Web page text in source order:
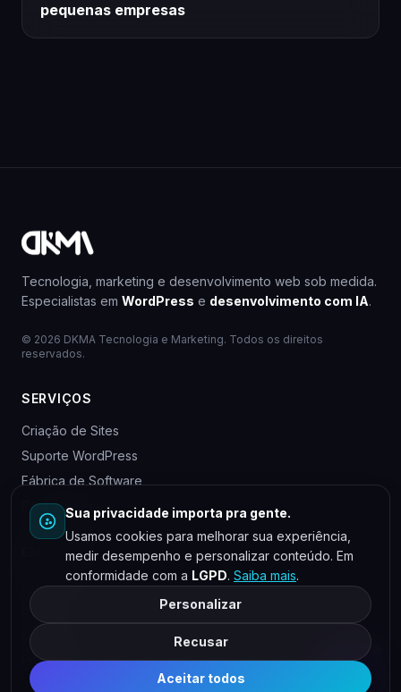
pequenas empresas
Tecnologia, marketing e desenvolvimento web sob medida.
Especialistas em WordPress e desenvolvimento com IA.
© 2026 DKMA Tecnologia e Marketing. Todos os direitos
reservados.
SERVIÇOS
Criação de Sites
Suporte WordPress
Fábrica de Software
Para Agências
EMPRESA
Quem somos
Blog
Contato
Privacidade
Sua privacidade importa pra gente.
Usamos cookies para melhorar sua experiência,
medir desempenho e personalizar conteúdo. Em
conformidade com a LGPD. Saiba mais.
Personalizar
Recusar
Aceitar todos